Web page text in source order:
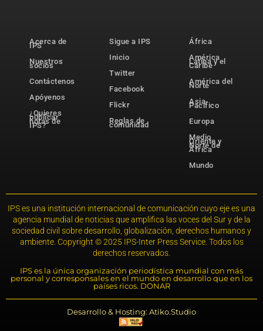
Acerca de
IPS
Nuestros
socios
Contáctenos
Apóyenos
¿Quieres
publicar
notas de
IPS?
Sigue a IPS
Inicio
Twitter
Facebook
Flickr
Reglas de
comunidad
África
América
Latina y el
Caribe
América del
Norte
Asia-
Pacífico
Europa
Medio
Oriente y
Norte de
África
Mundo
IPS es una institución internacional de comunicación cuyo eje es una
agencia mundial de noticias que amplifica las voces del Sur y de la
sociedad civil sobre desarrollo, globalización, derechos humanos y
ambiente. Copyright © 2025 IPS-Inter Press Service. Todos los
derechos reservados.
IPS es la única organización periodística mundial con más
personal y corresponsales en el mundo en desarrollo que en los
países ricos. DONAR
Desarrollo & Hosting: Atiko.Studio